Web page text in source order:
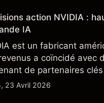
action NVIDIA :
IA
est un fabricant
a coïncidé avec
de partenaires
TSMC et ASML.
23 Avril 2026